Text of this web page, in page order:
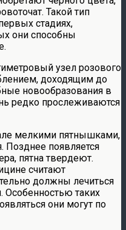
Такой тип
стадиях,
они способны
узел розового
доходящим до
новообразования в
редко прослеживаются
мелкими пятнышками,
Позднее появляется
пятна твердеют.
считают
должны лечиться
Особенностью таких
они могут по